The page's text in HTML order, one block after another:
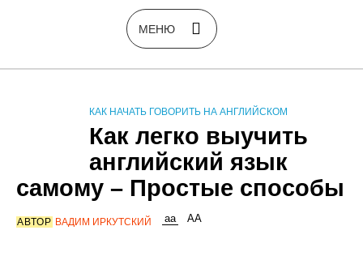
КАК НАЧАТЬ ГОВОРИТЬ НА АНГЛИЙСКОМ
Как легко выучить
английский язык
самому – Простые способы
АВТОР ВАДИМ ИРКУТСКИЙ